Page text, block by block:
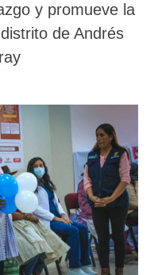
y promueve la
de Andrés